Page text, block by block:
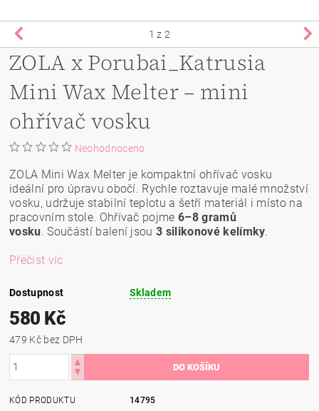
1 z 2
ZOLA x Porubai_Katrusia
Mini Wax Melter – mini
ohřívač vosku
Neohodnoceno
ZOLA Mini Wax Melter je kompaktní ohřívač vosku
ideální pro úpravu obočí. Rychle roztavuje malé množství
vosku, udržuje stabilní teplotu a šetří materiál i místo na
pracovním stole. Ohřívač pojme6–8 gramů
vosku. Součástí balení jsou3 silikonové kelímky.
Přečíst víc
Dostupnost Skladem
580 Kč
479 Kč bez DPH
KÓD PRODUKTU
14795